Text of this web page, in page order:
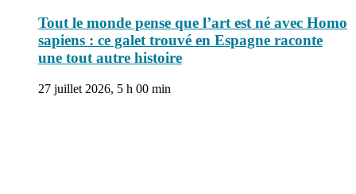
Tout le monde pense que l’art est né avec Homo
sapiens : ce galet trouvé en Espagne raconte
une tout autre histoire
27 juillet 2026, 5 h 00 min